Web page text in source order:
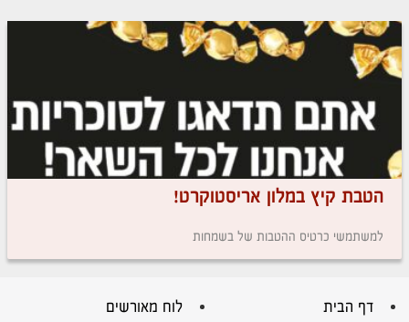
הטבת קיץ במלון אריסטוקרט!
למשתמשי כרטיס ההטבות של בשמחות
דף הבית לוח מאורשים